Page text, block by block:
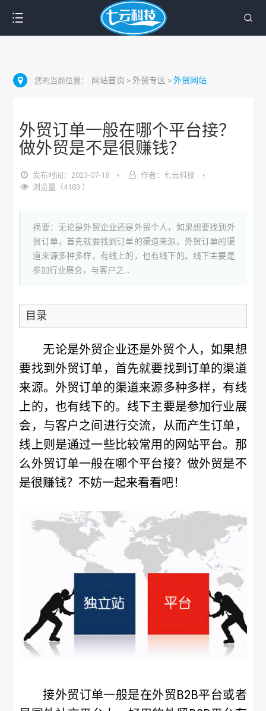
您的当前位置： 网站首页 > 外贸专区 >外贸网站
外贸订单一般在哪个平台接？
做外贸是不是很赚钱？
发布时间：2023-07-18
作者：七云科技
浏览量（4183 ）
摘要：无论是外贸企业还是外贸个人，如果想要找到外
贸订单，首先就要找到订单的渠道来源。外贸订单的渠
道来源多种多样，有线上的，也有线下的。线下主要是
参加行业展会，与客户之...
目录
无论是外贸企业还是外贸个人，如果想
要找到外贸订单，首先就要找到订单的渠道
来源。外贸订单的渠道来源多种多样，有线
上的，也有线下的。线下主要是参加行业展
会，与客户之间进行交流，从而产生订单，
线上则是通过一些比较常用的网站平台。那
么外贸订单一般在哪个平台接？做外贸是不
是很赚钱？不妨一起来看看吧！
接外贸订单一般是在外贸B2B平台或者